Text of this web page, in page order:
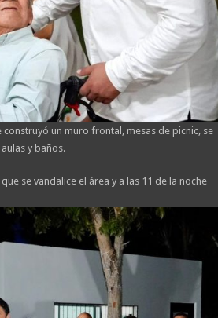
un muro frontal, mesas de picnic, se
y baños.
se vandalice el área y a las 11 de la noche